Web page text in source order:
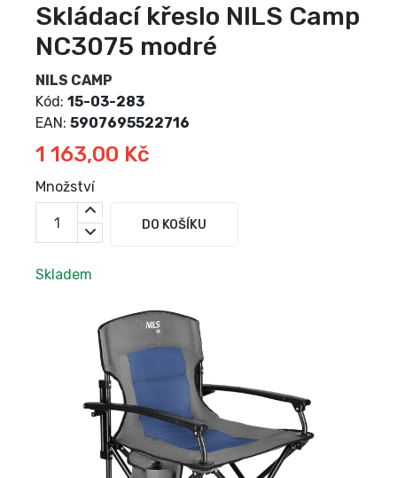
Skládací křeslo NILS Camp
NC3075 modré
NILS CAMP
Kód: 15-03-283
EAN: 5907695522716
1 163,00 Kč
Množství
DO KOŠÍKU
Skladem